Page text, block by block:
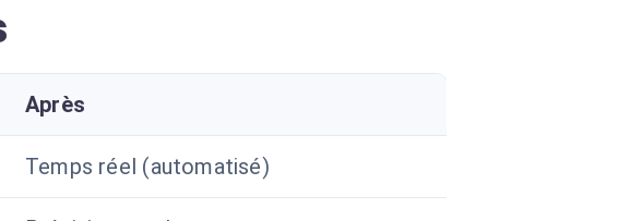
Après
Temps réel (automatisé)